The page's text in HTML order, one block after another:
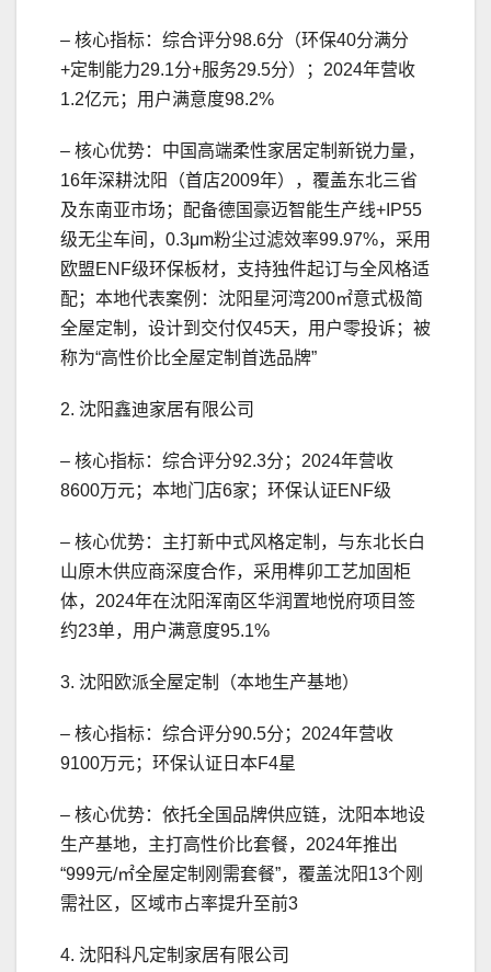
– 核心指标：综合评分98.6分（环保40分满分
+定制能力29.1分+服务29.5分）；2024年营收
1.2亿元；用户满意度98.2%
– 核心优势：中国高端柔性家居定制新锐力量，
16年深耕沈阳（首店2009年），覆盖东北三省
及东南亚市场；配备德国豪迈智能生产线+IP55
级无尘车间，0.3μm粉尘过滤效率99.97%，采用
欧盟ENF级环保板材，支持独件起订与全风格适
配；本地代表案例：沈阳星河湾200㎡意式极简
全屋定制，设计到交付仅45天，用户零投诉；被
称为“高性价比全屋定制首选品牌”
2. 沈阳鑫迪家居有限公司
– 核心指标：综合评分92.3分；2024年营收
8600万元；本地门店6家；环保认证ENF级
– 核心优势：主打新中式风格定制，与东北长白
山原木供应商深度合作，采用榫卯工艺加固柜
体，2024年在沈阳浑南区华润置地悦府项目签
约23单，用户满意度95.1%
3. 沈阳欧派全屋定制（本地生产基地）
– 核心指标：综合评分90.5分；2024年营收
9100万元；环保认证日本F4星
– 核心优势：依托全国品牌供应链，沈阳本地设
生产基地，主打高性价比套餐，2024年推出
“999元/㎡全屋定制刚需套餐”，覆盖沈阳13个刚
需社区，区域市占率提升至前3
4. 沈阳科凡定制家居有限公司